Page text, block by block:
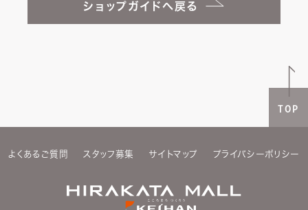
ショップガイドへ戻る
TOP
よくあるご質問 スタッフ募集 サイトマップ プライバシーポリシー